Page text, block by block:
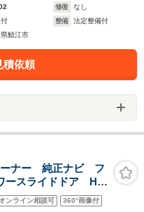
修復
なし
整備
法定整備付
鯖江市
積依頼
ナー 純正ナビ フ
スライドドア HID
トライト スマート
オンライン相談可 360°画像付